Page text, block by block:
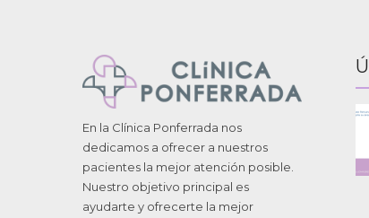
En la Clínica Ponferrada nos
dedicamos a ofrecer a nuestros
pacientes la mejor atención posible.
Nuestro objetivo principal es
ayudarte y ofrecerte la mejor